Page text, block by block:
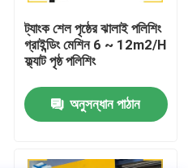
ট্যাংক শেল পৃষ্ঠের ঝালাই পলিশিং
গ্রাইন্ডিং মেশিন 6 ~ 12m2/H
ফ্ল্যাট পৃষ্ঠ পলিশিং
অনুসন্ধান পাঠান